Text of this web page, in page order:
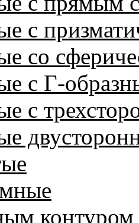
с
со
с Г-
с
контуром